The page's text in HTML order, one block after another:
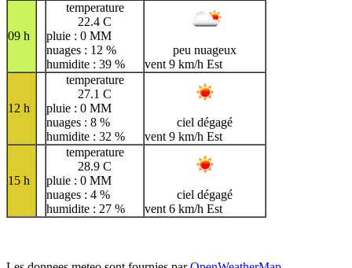
09 h
temperature
22.4 C
pluie : 0 MM
nuages : 12 %
humidite : 39 %
peu nuageux
vent 9 km/h Est
12 h
temperature
27.1 C
pluie : 0 MM
nuages : 8 %
humidite : 32 %
ciel dégagé
vent 9 km/h Est
15 h
temperature
28.9 C
pluie : 0 MM
nuages : 4 %
humidite : 27 %
ciel dégagé
vent 6 km/h Est